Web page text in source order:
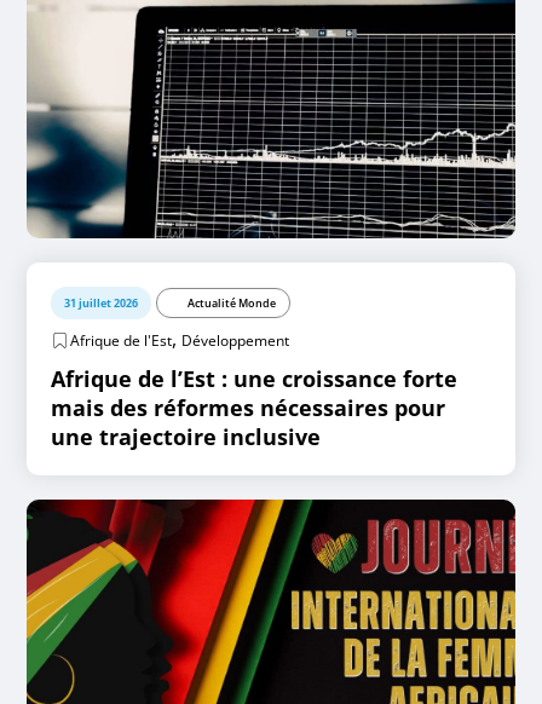
31 juillet 2026 Actualité Monde
Afrique de l'Est, Développement
Afrique de l’Est : une croissance forte
mais des réformes nécessaires pour
une trajectoire inclusive